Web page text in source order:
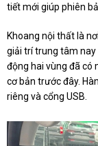
tiết mới giúp phiên
Khoang nội thất là
giải trí trung tâm nay
động hai vùng đã có
cơ bản trước đây.
riêng và cổng USB.